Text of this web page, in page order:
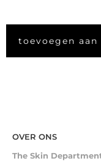
toevoegen
OVER ONS
The Skin